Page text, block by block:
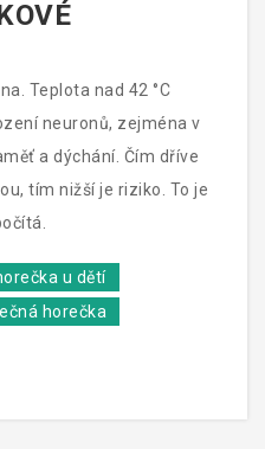
Teplota nad 42 °C
neuronů, zejména v
a dýchání. Čím dříve
tím nižší je riziko. To je
u dětí
horečka